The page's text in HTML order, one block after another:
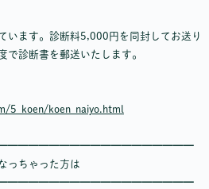
います。診断料5,000円を同封してお送り
で診断書を郵送いたします。
5_koen/koen_naiyo.html
っちゃった方は